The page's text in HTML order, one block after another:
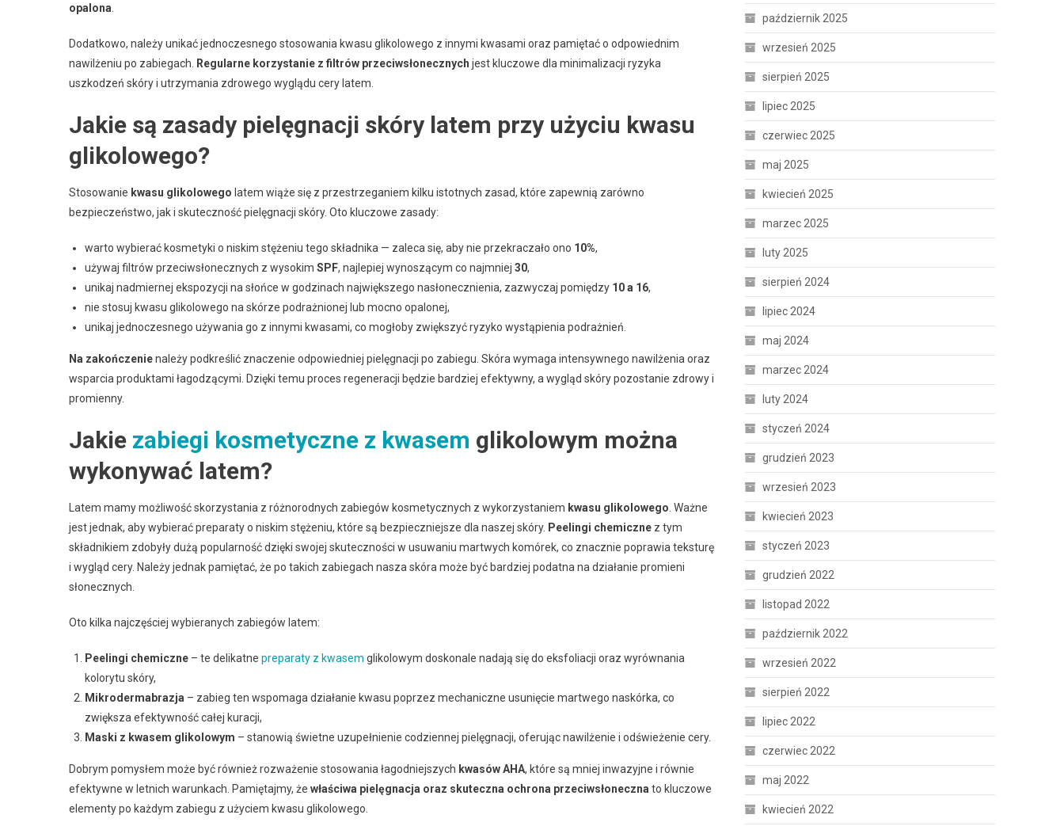
opalona
Dodatkowo, należy unikać jednoczesnego stosowania kwasu glikolowego z innymi kwasami oraz pamiętać o odpowiednim
nawilżeniu po zabiegach.
Regularne korzystanie z filtrów przeciwsłonecznych jest kluczowe dla minimalizacji ryzyka
uszkodzeń skóry i utrzymania zdrowego wyglądu cery latem.
Jakie są zasady pielęgnacji skóry latem przy użyciu kwasu
glikolowego?
Stosowanie kwasu glikolowego latem wiąże się z przestrzeganiem kilku istotnych zasad, które zapewnią zarówno
bezpieczeństwo, jak i skuteczność pielęgnacji skóry. Oto kluczowe zasady:
warto wybierać kosmetyki o niskim stężeniu tego składnika — zaleca się, aby nie przekraczało ono 10%,
używaj filtrów przeciwsłonecznych z wysokim SPF, najlepiej wynoszącym co najmniej 30,
unikaj nadmiernej ekspozycji na słońce w godzinach największego nasłonecznienia, zazwyczaj pomiędzy 10 a 16,
nie stosuj kwasu glikolowego na skórze podrażnionej lub mocno opalonej,
unikaj jednoczesnego używania go z innymi kwasami, co mogłoby zwiększyć ryzyko wystąpienia podrażnień.
Na zakończenienależy podkreślić znaczenie odpowiedniej pielęgnacji po zabiegu. Skóra wymaga intensywnego nawilżenia oraz
wsparcia produktami łagodzącymi. Dzięki temu proces regeneracji będzie bardziej efektywny, a wygląd skóry pozostanie zdrowy i
promienny.
Jakie zabiegi kosmetyczne z kwasem glikolowym można
wykonywać latem?
Latem mamy możliwość skorzystania z różnorodnych zabiegów kosmetycznych z wykorzystaniem kwasu glikolowego . Ważne
jest jednak, aby wybierać preparaty o niskim stężeniu, które są bezpieczniejsze dla naszej skóry. Peelingi chemiczne z tym
składnikiem zdobyły dużą popularność dzięki swojej skuteczności w usuwaniu martwych komórek, co znacznie poprawia teksturę
i wygląd cery. Należy jednak pamiętać, że po takich zabiegach nasza skóra może być bardziej podatna na działanie promieni
słonecznych.
Oto kilka najczęściej wybieranych zabiegów latem:
Peelingi chemiczne – te delikatne preparaty z kwasem glikolowym doskonale nadają się do eksfoliacji oraz wyrównania
kolorytu skóry,
Mikrodermabrazja – zabieg ten wspomaga działanie kwasu poprzez mechaniczne usunięcie martwego naskórka, co
zwiększa efektywność całej kuracji,
Maski z kwasem glikolowym – stanowią świetne uzupełnienie codziennej pielęgnacji, oferując nawilżenie i odświeżenie cery.
Dobrym pomysłem może być również rozważenie stosowania łagodniejszych kwasów AHA, które są mniej inwazyjne i równie
efektywne w letnich warunkach. Pamiętajmy, że właściwa pielęgnacja oraz skuteczna ochrona przeciwsłoneczna to kluczowe
elementy po każdym zabiegu z użyciem kwasu glikolowego.
październik 2025
wrzesień 2025
sierpień 2025
lipiec 2025
czerwiec 2025
maj 2025
kwiecień 2025
marzec 2025
luty 2025
sierpień 2024
lipiec 2024
maj 2024
marzec 2024
luty 2024
styczeń 2024
grudzień 2023
wrzesień 2023
kwiecień 2023
styczeń 2023
grudzień 2022
listopad 2022
październik 2022
wrzesień 2022
sierpień 2022
lipiec 2022
czerwiec 2022
maj 2022
kwiecień 2022